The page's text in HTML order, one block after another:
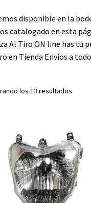
disponible en la
catalogado en esta
Al Tiro ON line has tu
en Tienda Envíos a
los 13 resultados